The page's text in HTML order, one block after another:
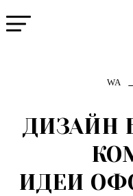
WA
ДИЗАЙН
ИДЕИ